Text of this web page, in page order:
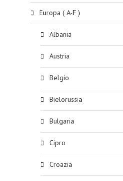
Europa ( A-F )
Albania
Austria
Belgio
Bielorussia
Bulgaria
Cipro
Croazia